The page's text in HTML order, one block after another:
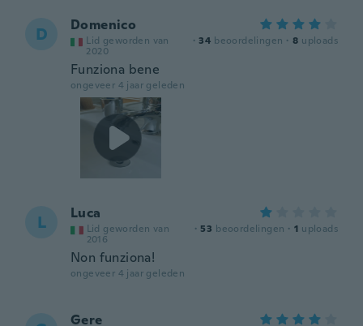
D Domenico
Lid geworden van
2020
· 34 beoordelingen · 8 uploads
Funziona bene
ongeveer 4 jaar geleden
L Luca
Lid geworden van
2016
· 53 beoordelingen · 1 uploads
Non funziona!
ongeveer 4 jaar geleden
Gere